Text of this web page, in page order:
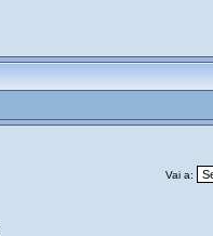
Vai a: